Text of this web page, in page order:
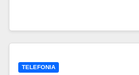
TELEFONIA